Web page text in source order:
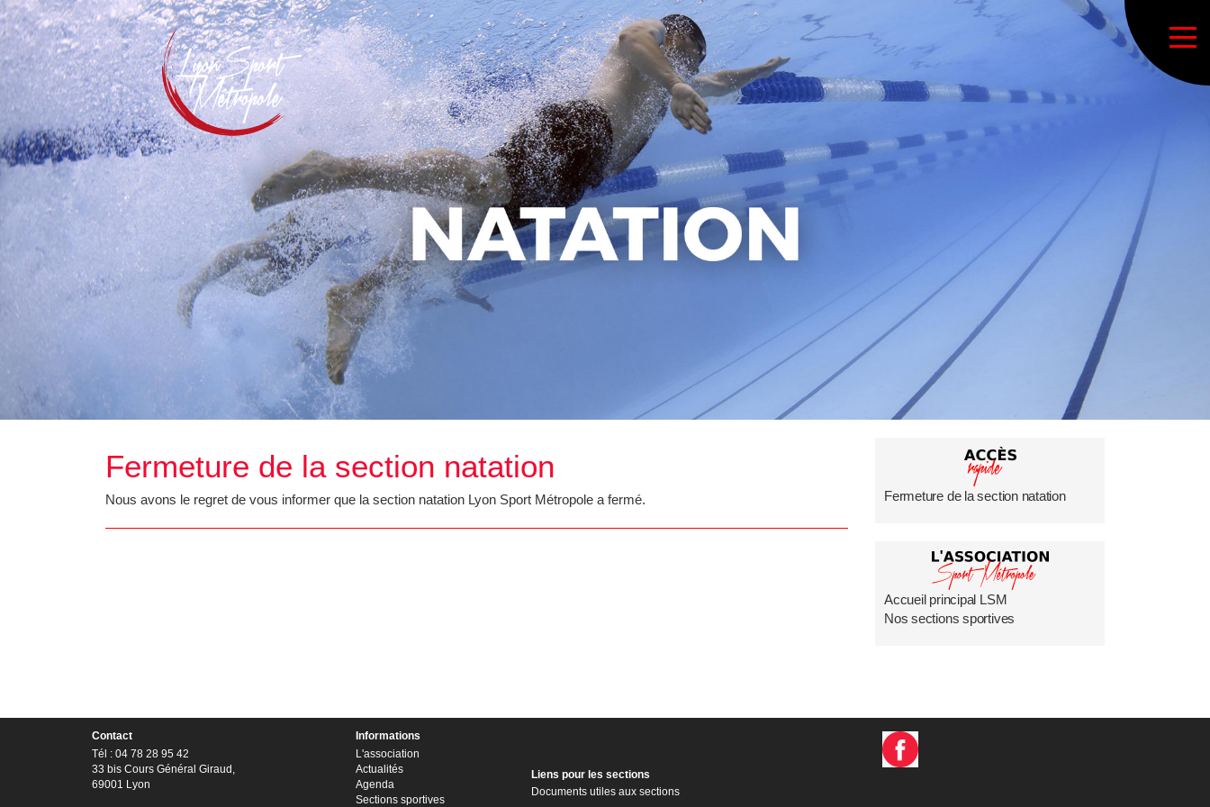
Fermeture de la section natation
Accueil principal LSM
Nos sections sportives
Fermeture de la section natation
Nous avons le regret de vous informer que la section natation Lyon Sport Métropole a fermé. Fermeture de la section natation
Accueil principal LSM
Nos sections sportives
Contact
Tél : 04 78 28 95 42
33 bis Cours Général Giraud,
69001 Lyon
Informations
L'association
Actualités
Agenda
Sections sportives
Liens pour les sections
Documents utiles aux sections